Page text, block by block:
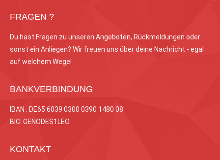
FRAGEN ?
Du hast Fragen zu unseren Angeboten, Rückmeldungen oder
sonst ein Anliegen? Wir freuen uns über deine Nachricht - egal
auf welchem Wege!
BANKVERBINDUNG
IBAN : DE65 6039 0300 0390 1480 08
BIC: GENODES1LEO
KONTAKT